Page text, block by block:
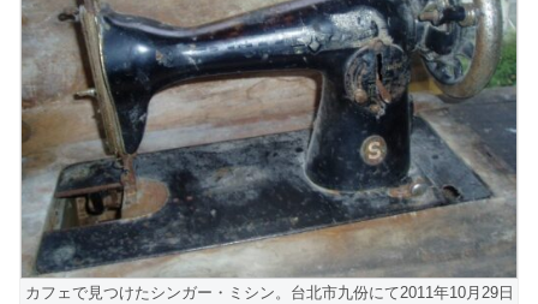
カフェで見つけたシンガー・ミシン。台北市九份にて2011年10月29日